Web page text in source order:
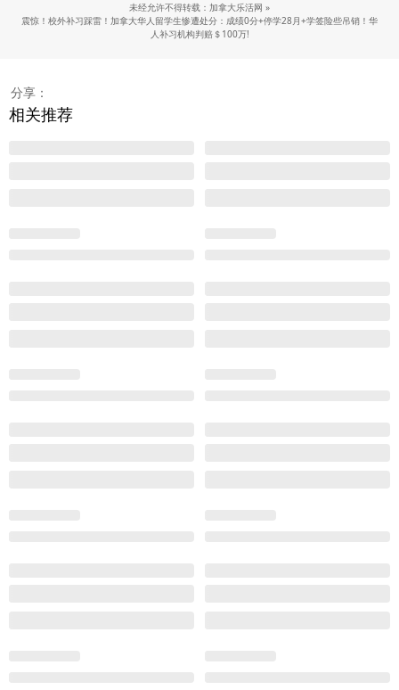
未经允许不得转载：加拿大乐活网 »
震惊！校外补习踩雷！加拿大华人留学生惨遭处分：成绩0分+停学28月+学签险些吊销！华
人补习机构判赔＄100万!
分享：
相关推荐